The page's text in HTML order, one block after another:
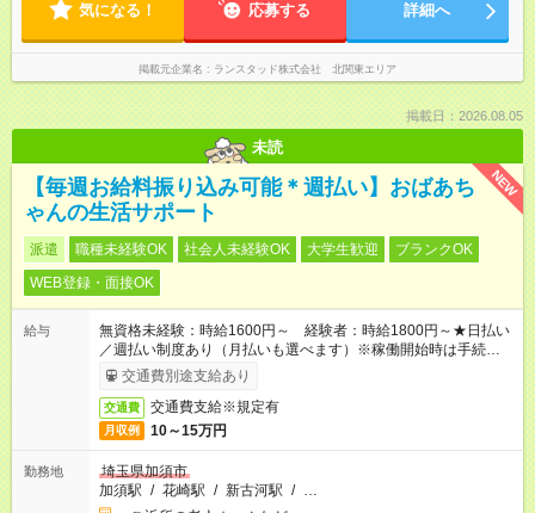
気になる！ 応募する 詳細へ
掲載元企業名 ランスタッド株式会社 北関東エリア
掲載日：2026.08.05
未読
NEW
【毎週お給料振り込み可能＊週払い】おばあち
ゃんの生活サポート
派遣 職種未経験OK 社会人未経験OK 大学生歓迎
ブランクOK
WEB登録・面接OK
給与
無資格未経験：時給1600円～ 経験者：時給1800円～★日払い
／週払い制度あり（月払いも選べます）※稼働開始時は手続き完
了次第のお支払いとなります。
交通費別途支給あり
交通費 交通費支給※規定有
月収例 10～15万円
勤務地
埼玉県加須市
加須駅 / 花崎駅 / 新古河駅 / …